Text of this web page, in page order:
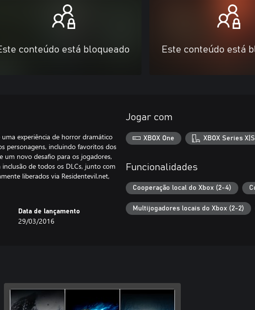
conteúdo está bloqueado Este conteúdo está
experiência de horror dramático
personagens, incluindo favoritos dos
um novo desafio para os jogadores,
de todos os DLCs, junto com
liberados via Residentevil.net,
Data de lançamento
29/03/2016
Jogar com
XBOX One XBOX Series X|S
Funcionalidades
Cooperação local do Xbox (2-4)
Multijogadores locais do Xbox (2-2)